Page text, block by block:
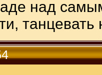
над
танцевать